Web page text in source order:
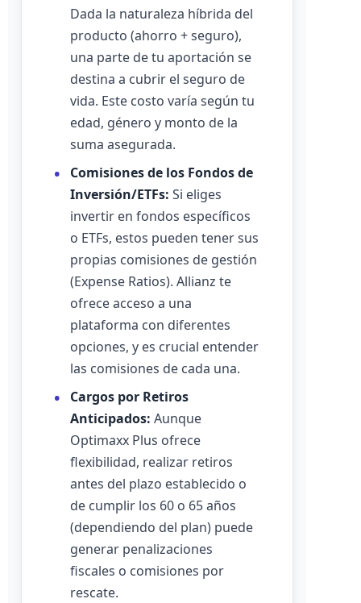
Dada la naturaleza híbrida del
producto (ahorro + seguro),
una parte de tu aportación se
destina a cubrir el seguro de
vida. Este costo varía según tu
edad, género y monto de la
suma asegurada.
Comisiones de los Fondos de
Inversión/ETFs: Si eliges
invertir en fondos específicos
o ETFs, estos pueden tener sus
propias comisiones de gestión
(Expense Ratios). Allianz te
ofrece acceso a una
plataforma con diferentes
opciones, y es crucial entender
las comisiones de cada una.
Cargos por Retiros
Anticipados: Aunque
Optimaxx Plus ofrece
flexibilidad, realizar retiros
antes del plazo establecido o
de cumplir los 60 o 65 años
(dependiendo del plan) puede
generar penalizaciones
fiscales o comisiones por
rescate.